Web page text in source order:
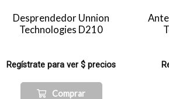
Desprendedor Unnion
Technologies D210
Regístrate para ver $ precios
Comprar